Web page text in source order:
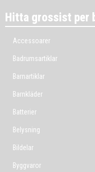
Hitta grossist per
Accessoarer
Badrumsartiklar
Barnartiklar
Barnkläder
Batterier
Belysning
Bildelar
Byggvaror